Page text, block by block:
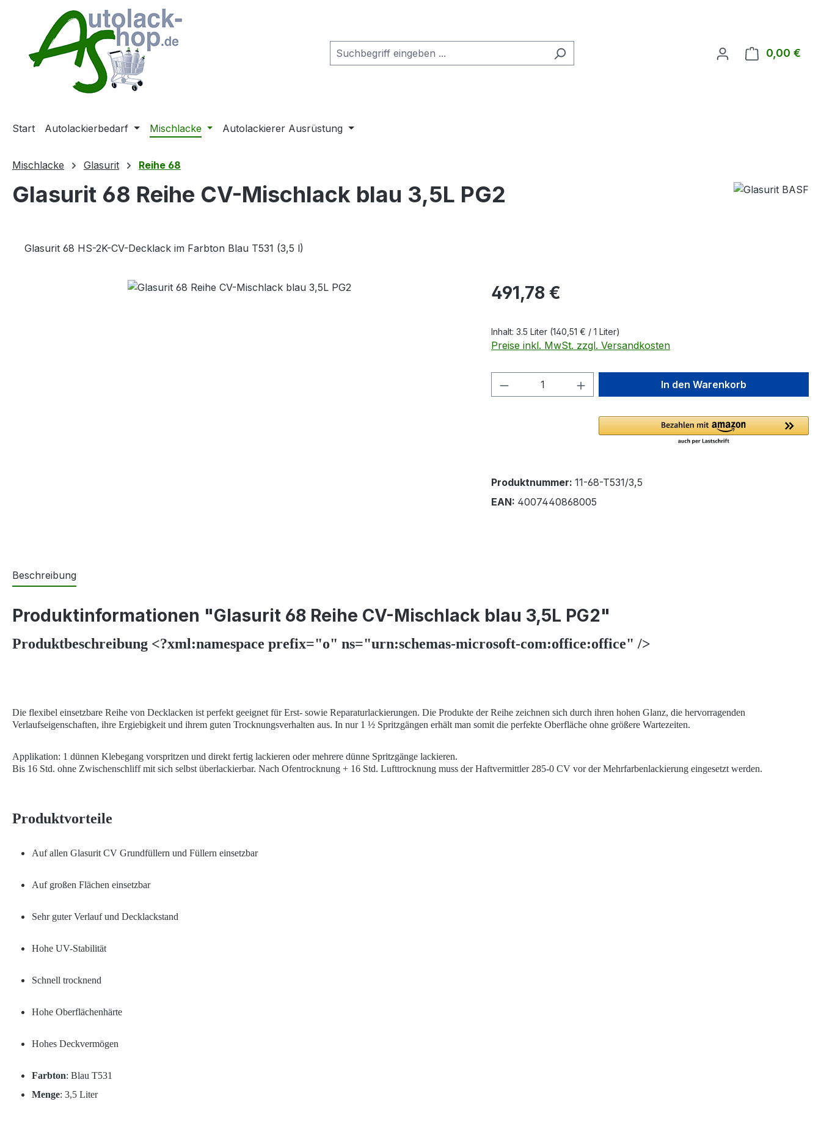
Hauptinhalt springen
Zur Suche springen
Zur Hauptnavigation springen
0,00 €
Start Autolackierbedarf Mischlacke Autolackierer Ausrüstung
Mischlacke Glasurit Reihe 68
Glasurit 68 Reihe CV-Mischlack blau 3,5L PG2
Glasurit 68 HS-2K-CV-Decklack im Farbton Blau T531 (3,5 l)
Bildergalerie überspringen Regulärer Preis:
491,78 €
Inhalt: 3.5 Liter (140,51 € / 1 Liter)
Preise inkl. MwSt. zzgl. Versandkosten
Produkt Anzahl: Gib den gewünschten Wert
In den Warenkorb
Produktnummer: 11-68-T531/3,5
EAN: 4007440868005
Beschreibung
Produktinformationen "Glasurit 68 Reihe CV-Mischlack blau 3,5L PG2"
Produktbeschreibung <?xml:namespace prefix="o" ns="urn:schemas-microsoft-com:office:office" />
Die flexibel einsetzbare Reihe von Decklacken ist perfekt geeignet für Erst- sowie Reparaturlackierungen. Die Produkte der Reihe zeichnen sich durch ihren hohen Glanz, die hervorragenden
Verlaufseigenschaften, ihre Ergiebigkeit und ihrem guten Trocknungsverhalten aus. In nur 1 ½ Spritzgängen erhält man somit die perfekte Oberfläche ohne größere Wartezeiten.
Applikation: 1 dünnen Klebegang vorspritzen und direkt fertig lackieren oder mehrere dünne Spritzgänge lackieren.
Bis 16 Std. ohne Zwischenschliff mit sich selbst überlackierbar. Nach Ofentrocknung + 16 Std. Lufttrocknung muss der Haftvermittler 285-0 CV vor der Mehrfarbenlackierung eingesetzt werden.
Produktvorteile
Auf allen Glasurit CV Grundfüllern und Füllern einsetzbar
Auf großen Flächen einsetzbar
Sehr guter Verlauf und Decklackstand
Hohe UV-Stabilität
Schnell trocknend
Hohe Oberflächenhärte
Hohes Deckvermögen
Farbton: Blau T531
Menge: 3,5 Liter